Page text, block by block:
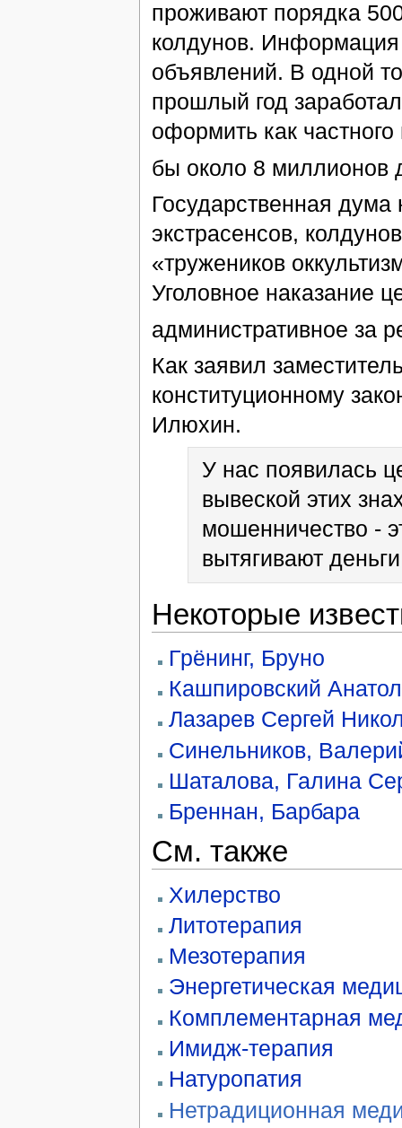
проживают порядка
колдунов. Информация
объявлений. В одной
прошлый год
оформить как
бы около 8 миллионов
Государственная дума
экстрасенсов,
«тружеников
Уголовное наказание
административное за
Как заявил
конституционному
Илюхин.
У нас появилась
вывеской этих
мошенничество -
вытягивают
Некоторые
Грёнинг, Бруно
Кашпировский
Лазарев Сергей
Синельников,
Шаталова, Галина
Бреннан, Барбара
См. также
Хилерство
Литотерапия
Мезотерапия
Энергетическая
Комплементарная
Имидж-терапия
Натуропатия
Нетрадиционная